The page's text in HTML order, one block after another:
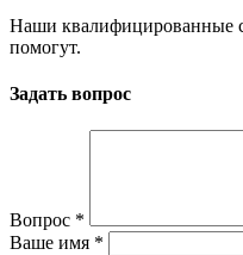
Наши квалифицированные
помогут.
Задать вопрос
Вопрос *
Ваше имя *